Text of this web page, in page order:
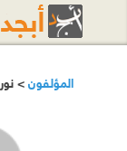
المؤلفون>